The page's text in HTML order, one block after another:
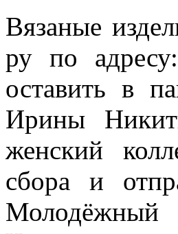
Вязаные
ру по
оставить в
Ирины
женский
сбора и